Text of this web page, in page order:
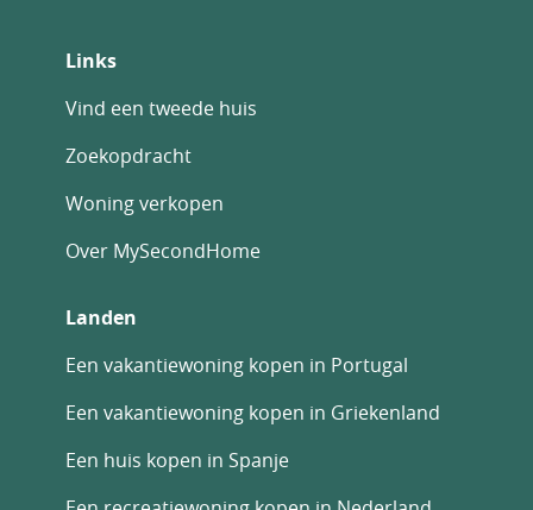
Links
Vind een tweede huis
Zoekopdracht
Woning verkopen
Over MySecondHome
Landen
Een vakantiewoning kopen in Portugal
Een vakantiewoning kopen in Griekenland
Een huis kopen in Spanje